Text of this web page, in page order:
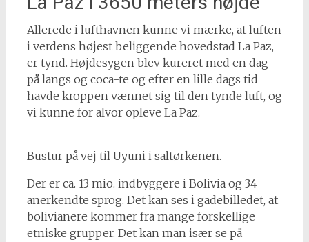
Allerede i lufthavnen kunne vi mærke, at luften
i verdens højest beliggende hovedstad La Paz,
er tynd. Højdesygen blev kureret med en dag
på langs og coca-te og efter en lille dags tid
havde kroppen vænnet sig til den tynde luft, og
vi kunne for alvor opleve La Paz.
Bustur på vej til Uyuni i saltørkenen.
Der er ca. 13 mio. indbyggere i Bolivia og 34
anerkendte sprog. Det kan ses i gadebilledet, at
bolivianere kommer fra mange forskellige
etniske grupper. Det kan man især se på